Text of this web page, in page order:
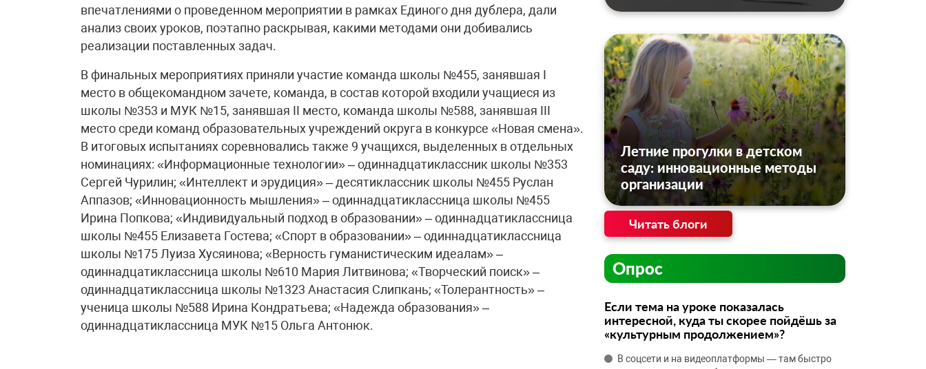
впечатлениями о проведенном мероприятии в рамках Единого дня дублера, дали
анализ своих уроков, поэтапно раскрывая, какими методами они добивались
реализации поставленных задач.
В финальных мероприятиях приняли участие команда школы №455, занявшая I
место в общекомандном зачете, команда, в состав которой входили учащиеся из
школы №353 и МУК №15, занявшая II место, команда школы №588, занявшая III
место среди команд образовательных учреждений округа в конкурсе «Новая смена».
В итоговых испытаниях соревновались также 9 учащихся, выделенных в отдельных
номинациях: «Информационные технологии» – одиннадцатиклассник школы №353
Сергей Чурилин; «Интеллект и эрудиция» – десятиклассник школы №455 Руслан
Аппазов; «Инновационность мышления» – одиннадцатиклассница школы №455
Ирина Попкова; «Индивидуальный подход в образовании» – одиннадцатиклассница
школы №455 Елизавета Гостева; «Спорт в образовании» – одиннадцатиклассница
школы №175 Луиза Хусяинова; «Верность гуманистическим идеалам» –
одиннадцатиклассница школы №610 Мария Литвинова; «Творческий поиск» –
одиннадцатиклассница школы №1323 Анастасия Слипкань; «Толерантность» –
ученица школы №588 Ирина Кондратьева; «Надежда образования» –
одиннадцатиклассница МУК №15 Ольга Антонюк.
Летние прогулки в детском
саду: инновационные методы
организации
Читать блоги
Опрос
Если тема на уроке показалась
интересной, куда ты скорее пойдёшь за
«культурным продолжением»?
В соцсети и на видеоплатформы — там быстро